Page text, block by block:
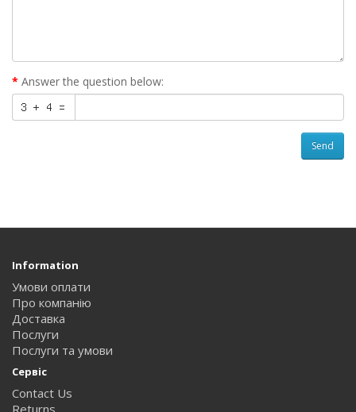
Answer the question below:
Send
Information
Умови оплати
Про компанію
Доставка
Послуги
Послуги та умови
Сервіс
Contact Us
Returns